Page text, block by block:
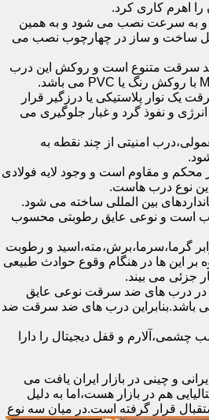
اهرم کاری کرد.
و به سرعت نصب می شود و به همین
ساخت و ساز در چهارچوب نصب می
سرقت متنوع است و روکش این درب
یک نوار پلاستیکی یا درزگیر قرار
و نفوذ گرد و غبار جلوگیری می
امنیتی از چند نقطه به
و مقاوم است و وجود لایه فولادی
نوع درب هاست.
بین المللی ساخته می شود.
است و نوعی عایق رطوبتی محسوب
گرما،سرما،برش،مته،اسید و رطوبت
بر این ها در هنگام وقوع حوادث طبیعی
جزئی می بیند.
در درب های ضد سرقت نوعی عایق
باشد.بنابراین درب های ضد سرقت ضد
چشمی،آلارم و قفل دیجیتال را دارا
و چینی در بازار ایران یافت می
هم در بازار هست،اما به دلیل
قرار گرفته است.در میان سه نوع